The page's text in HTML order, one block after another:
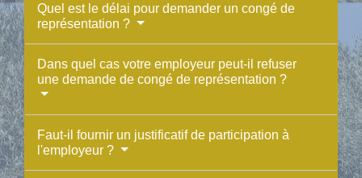
Quel est le délai pour demander un congé de
représentation ?
Dans quel cas votre employeur peut-il refuser
une demande de congé de représentation ?
Faut-il fournir un justificatif de participation à
l'employeur ?